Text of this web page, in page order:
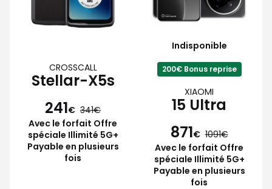
CROSSCALL
Stellar-X5s
241€ 341
Avec le forfait Offre
spéciale Illimité 5G+
Payable en plusieurs
fois
Indisponible
200€ Bonus reprise
XIAOMI
15 Ultra
871€ 1091
Avec le forfait Offre
spéciale Illimité 5G+
Payable en plusieurs
fois